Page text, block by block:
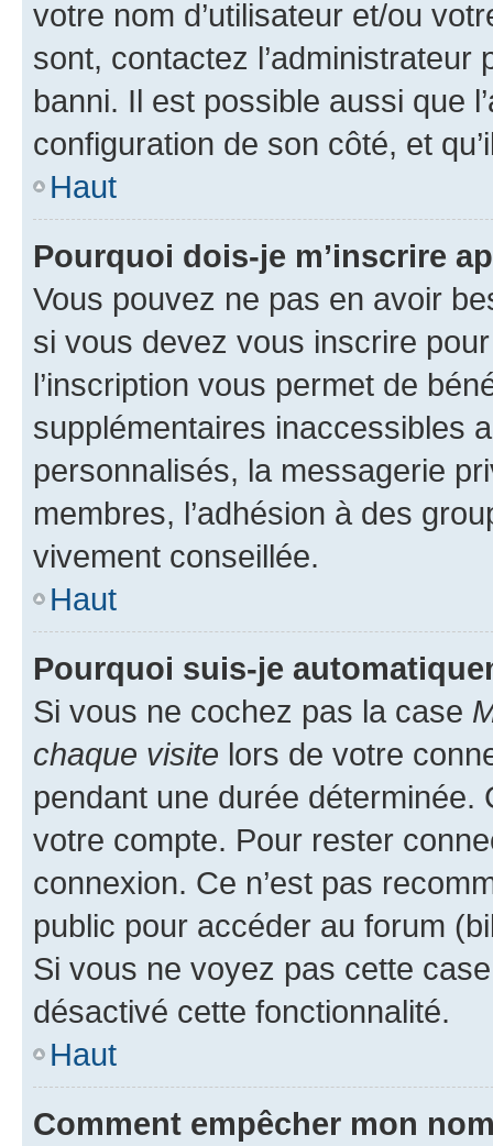
votre nom d’utilisateur et/ou
sont, contactez l’administrateur
banni. Il est possible aussi que
configuration de son côté, et
Haut
Pourquoi dois-je m’inscrire
Vous pouvez ne pas en avoir
si vous devez vous inscrire
l’inscription vous permet de
supplémentaires inaccessibles
personnalisés, la messagerie
membres, l’adhésion à des
vivement conseillée.
Haut
Pourquoi suis-je
Si vous ne cochez pas la case
chaque visite lors de votre
pendant une durée déterminée.
votre compte. Pour rester
connexion. Ce n’est pas
public pour accéder au forum
Si vous ne voyez pas cette
désactivé cette fonctionnalité.
Haut
Comment empêcher mon